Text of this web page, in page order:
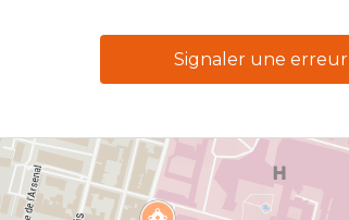
Signaler une erreur